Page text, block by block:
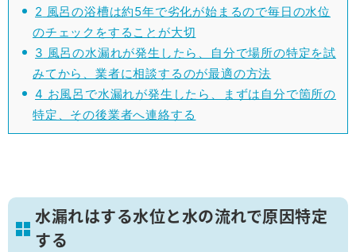
2 風呂の浴槽は約5年で劣化が始まるので毎日の水位
のチェックをすることが大切
3 風呂の水漏れが発生したら、自分で場所の特定を試
みてから、業者に相談するのが最適の方法
4 お風呂で水漏れが発生したら、まずは自分で箇所の
特定、その後業者へ連絡する
水漏れはする水位と水の流れで原因特定
する